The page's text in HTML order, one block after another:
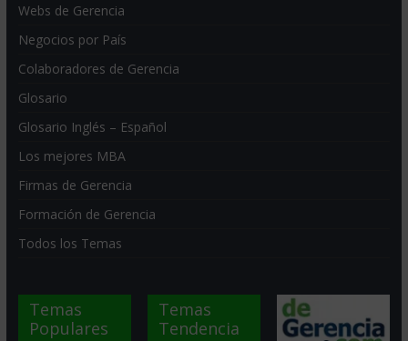
Webs de Gerencia
Negocios por País
Colaboradores de Gerencia
Glosario
Glosario Inglés – Español
Los mejores MBA
Firmas de Gerencia
Formación de Gerencia
Todos los Temas
Temas
Populares
Temas
Tendencia